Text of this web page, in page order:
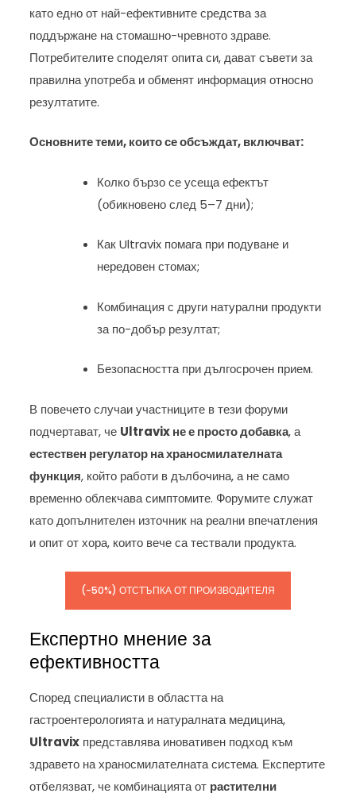
като едно от най-ефективните средства за
поддържане на стомашно-чревното здраве.
Потребителите споделят опита си, дават съвети за
правилна употреба и обменят информация относно
резултатите.
Основните теми, които се обсъждат, включват:
Колко бързо се усеща ефектът
(обикновено след 5–7 дни);
Как Ultravix помага при подуване и
нередовен стомах;
Комбинация с други натурални продукти
за по-добър резултат;
Безопасността при дългосрочен прием.
В повечето случаи участниците в тези форуми
подчертават, че Ultravix не е просто добавка, а
естествен регулатор на храносмилателната
функция, който работи в дълбочина, а не само
временно облекчава симптомите. Форумите служат
като допълнителен източник на реални впечатления
и опит от хора, които вече са тествали продукта.
(-50%) ОТСТЪПКА ОТ ПРОИЗВОДИТЕЛЯ
Експертно мнение за
ефективността
Според специалисти в областта на
гастроентерологията и натуралната медицина,
Ultravix представлява иновативен подход към
здравето на храносмилателната система. Експертите
отбелязват, че комбинацията от растителни